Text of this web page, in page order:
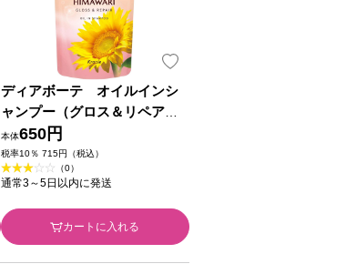
ディアボーテ オイルインシ
ャンプー（グロス＆リペア）
詰替用 ４００ｍＬ クラシエ
ホームプロダクツ
本体650円
税率10％ 715円（税込）
（0）
通常3～5日以内に発送
カートに入れる